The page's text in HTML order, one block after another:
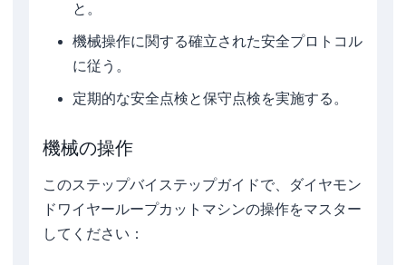
と。
機械操作に関する確立された安全プロトコル
に従う。
定期的な安全点検と保守点検を実施する。
機械の操作
このステップバイステップガイドで、ダイヤモン
ドワイヤーループカットマシンの操作をマスター
してください：